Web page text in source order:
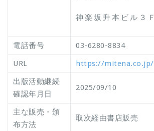
神楽坂升本ビル３Ｆ
電話番号
03-6280-8834
URL
https://mitena.co.jp/
出版活動継続
確認年月日
2025/09/10
主な販売・頒
布方法
取次経由書店販売